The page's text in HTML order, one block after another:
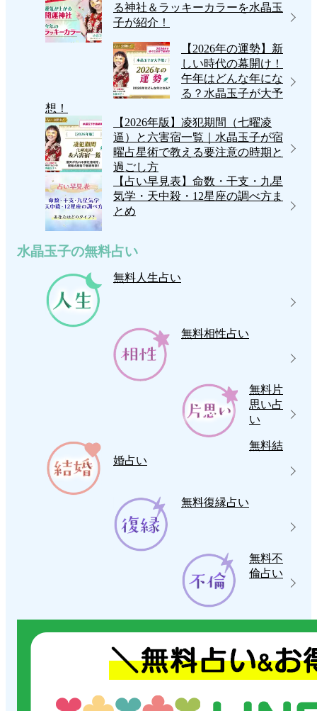
る神社＆ラッキーカラーを水晶玉
子が紹介！
【2026年の運勢】新
しい時代の幕開け！
午年はどんな年にな
る？水晶玉子が大予
想！
【2026年版】凌犯期間（七曜凌
逼）と六害宿一覧｜水晶玉子が宿
曜占星術で教える要注意の時期と
過ごし方
【占い早見表】命数・干支・九星
気学・天中殺・12星座の調べ方ま
とめ
水晶玉子の無料占い
無料人生占い
無料相性占い
無料片
思い占
い
無料結
婚占い
無料復縁占い
無料不
倫占い